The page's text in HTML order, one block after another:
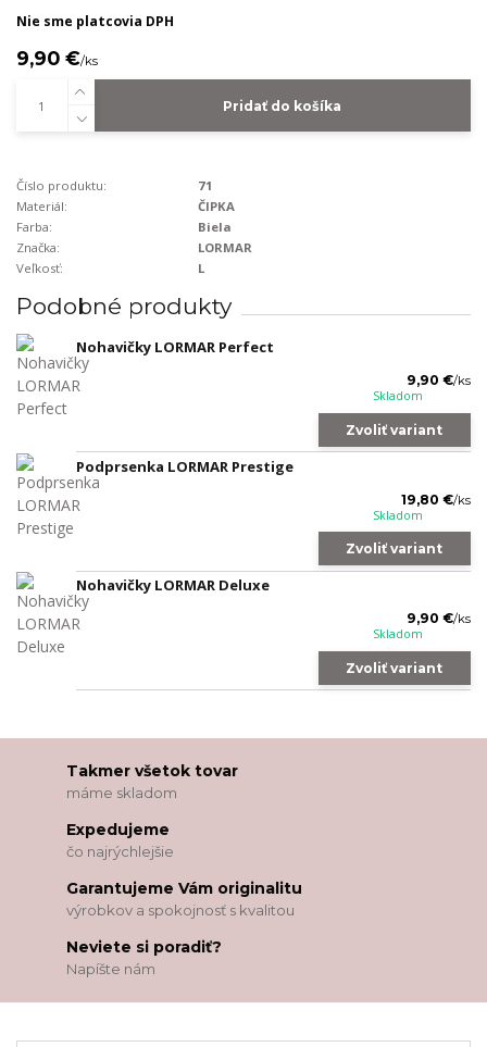
Nie sme platcovia DPH
9,90 €/ks
Pridať do košíka
Číslo produktu:
71
Materiál:
ČIPKA
Farba:
Biela
Značka:
LORMAR
Veľkosť:
L
Podobné produkty
Nohavičky LORMAR Perfect
9,90 €/ks
Skladom
Zvoliť variant
Podprsenka LORMAR Prestige
19,80 €/ks
Skladom
Zvoliť variant
Nohavičky LORMAR Deluxe
9,90 €/ks
Skladom
Zvoliť variant
Takmer všetok tovar
máme skladom
Expedujeme
čo najrýchlejšie
Garantujeme Vám originalitu
výrobkov a spokojnosť s kvalitou
Neviete si poradiť?
Napíšte nám